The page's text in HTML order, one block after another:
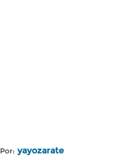
Por: yayozarate